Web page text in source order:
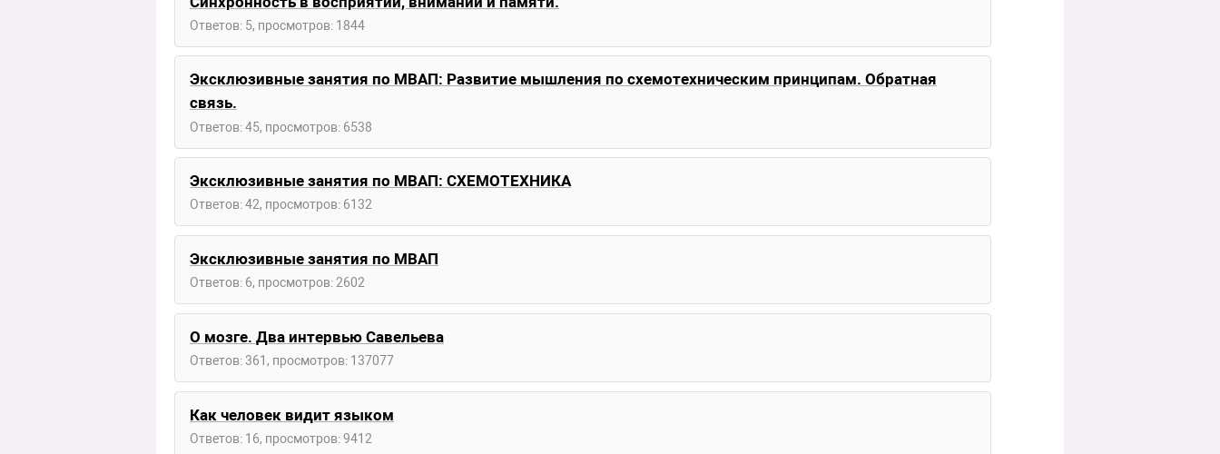
Ответов: 5, просмотров: 1844
Эксклюзивные занятия по МВАП: Развитие мышления по схемотехническим принципам. Обратная
связь.
Ответов: 45, просмотров: 6538
Эксклюзивные занятия по МВАП: СХЕМОТЕХНИКА
Ответов: 42, просмотров: 6132
Эксклюзивные занятия по МВАП
Ответов: 6, просмотров: 2602
О мозге. Два интервью Савельева
Ответов: 361, просмотров: 137077
Как человек видит языком
Ответов: 16, просмотров: 9412